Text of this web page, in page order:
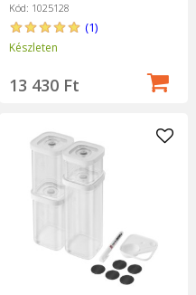
Kód: 1025128
(1)
Készleten
13 430 Ft